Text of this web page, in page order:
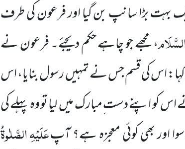
بہت بڑا سانپ بن گیا اور فرعون کی طرف
، مجھے جو چاہے حکم دیجئے۔ فرعون نے
اس کی قسم جس نے تمہیں رسول بنایا، اس
کو اپنے دست ِمبارک میں لیا تو وہ پہلے کی
اور بھی کوئی معجزہ ہے؟ آپعَلَیْہِالصَّلٰوۃُ